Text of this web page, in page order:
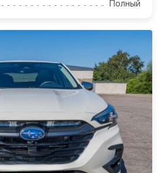
Полный